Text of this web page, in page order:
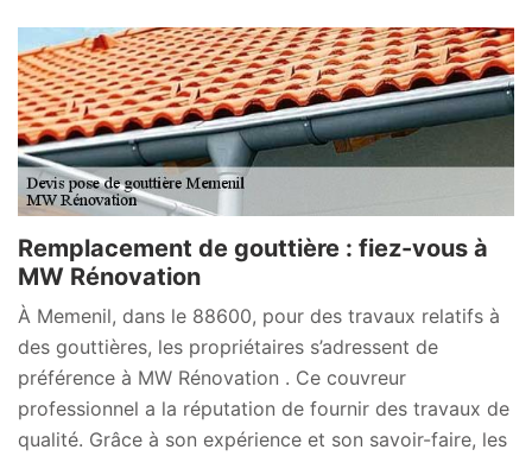
Remplacement de gouttière : fiez-vous à
MW Rénovation
À Memenil, dans le 88600, pour des travaux relatifs à
des gouttières, les propriétaires s’adressent de
préférence à MW Rénovation . Ce couvreur
professionnel a la réputation de fournir des travaux de
qualité. Grâce à son expérience et son savoir-faire, les